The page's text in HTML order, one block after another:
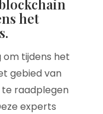
het
om tijdens het
gebied van
raadplegen
experts